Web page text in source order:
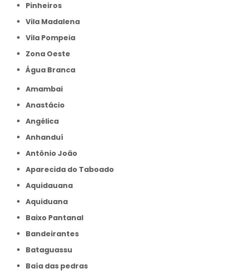
Pinheiros
Vila Madalena
Vila Pompeia
Zona Oeste
Água Branca
Amambai
Anastácio
Angélica
Anhanduí
Antônio João
Aparecida do Taboado
Aquidauana
Aquiduana
Baixo Pantanal
Bandeirantes
Bataguassu
Baía das pedras